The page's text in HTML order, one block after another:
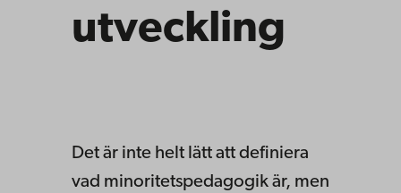
utveckling
Det är inte helt lätt att definiera
vad minoritetspedagogik är, men